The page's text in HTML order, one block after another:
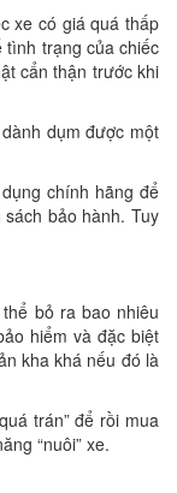
xe có giá quá thấp
tình trạng của chiếc
cẩn thận trước khi
dụm được một
chính hãng để
bảo hành. Tuy
bỏ ra bao nhiêu
hiểm và đặc biệt
kha khá nếu đó là
trán” để rồi mua
“nuôi” xe.